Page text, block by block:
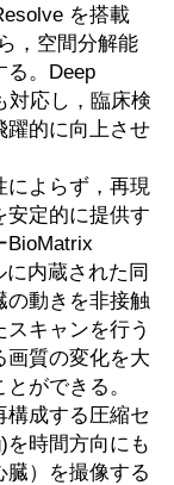
を搭載
，空間分解能
る。Deep
対応し，臨床検
躍的に向上させ
によらず，再現
安定的に提供す
BioMatrix
に内蔵された同
の動きを非接触
キャンを行う
画質の変化を大
ができる。
構成する圧縮セ
を時間方向にも
）を撮像する